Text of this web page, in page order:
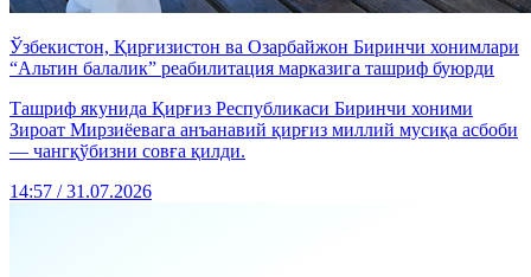
Ўзбекистон, Қирғизистон ва Озарбайжон Биринчи хонимлари
“Альтин балалик” реабилитация марказига ташриф буюрди
Ташриф якунида Қирғиз Республикаси Биринчи хоними
Зироат Мирзиёевага анъанавий қирғиз миллий мусиқа асбоби
— чангқўбизни совға қилди.
14:57 / 31.07.2026